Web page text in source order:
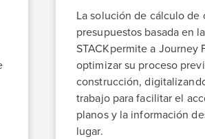
La solución de cálculo de
presupuestos basada en
STACKpermite a Journey
optimizar su proceso
construcción,
trabajo para facilitar el
planos y la información
lugar.